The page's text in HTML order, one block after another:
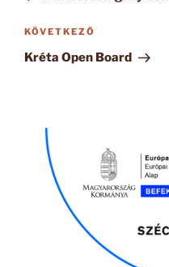
Következő
bejegyzés
KÖVETKEZŐ
Kréta Open Board